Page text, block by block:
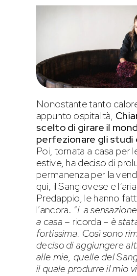
Nonostante tanto
appunto ospitalità,
scelto di girare il
perfezionare gli studi
Poi, tornata a casa per
estive, ha deciso di
permanenza per la
qui, il Sangiovese e
Predappio, le hanno
l’ancora. “La
a casa – ricorda – è
fortissima. Così sono
deciso di aggiungere
alle mie, quelle del
il quale produrre il mio